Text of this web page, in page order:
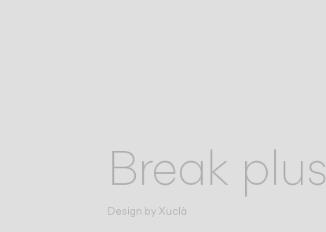
Break plus
Design byXuclà